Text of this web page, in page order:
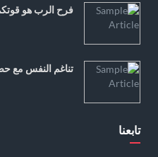
فرح الرب هو
تناغم النفس مع
تابعنا